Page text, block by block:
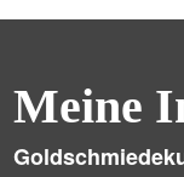
Meine